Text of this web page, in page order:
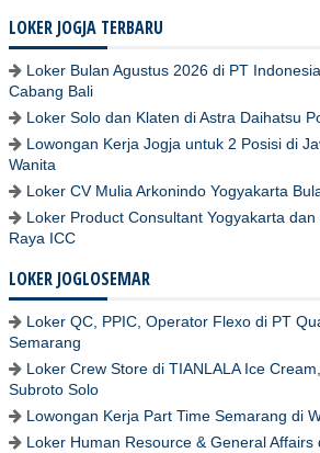
LOKER JOGJA TERBARU
Loker Bulan Agustus 2026 di PT
Cabang Bali
Loker Solo dan Klaten di Astra Daihatsu
Lowongan Kerja Jogja untuk 2 Posisi di
Wanita
Loker CV Mulia Arkonindo Yogyakarta
Loker Product Consultant Yogyakarta
Raya ICC
LOKER JOGLOSEMAR
Loker QC, PPIC, Operator Flexo di PT
Semarang
Loker Crew Store di TIANLALA Ice
Subroto Solo
Lowongan Kerja Part Time Semarang di
Loker Human Resource & General Affairs